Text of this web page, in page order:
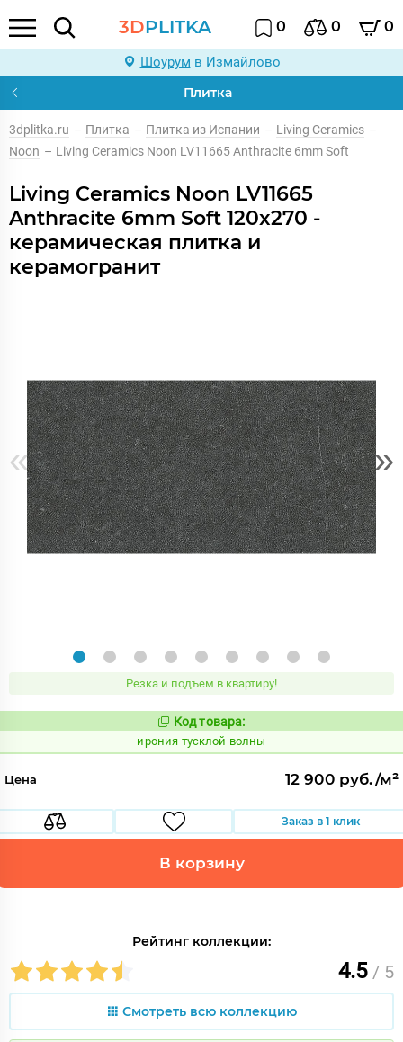
3DPLITKA 0 0 0
Шоурум в Измайлово
Плитка
3dplitka.ru – Плитка – Плитка из Испании – Living Ceramics –
Noon – Living Ceramics Noon LV11665 Anthracite 6mm Soft
Living Ceramics Noon LV11665
Anthracite 6mm Soft 120x270 -
керамическая плитка и
керамогранит
« »
Резка и подъем в квартиру!
Код:
1107012
Код товара:
ирония тусклой волны
Цена 12 900 руб./м²
Заказ в 1 клик
В корзину
Рейтинг коллекции:
4.5 / 5
Смотреть всю коллекцию